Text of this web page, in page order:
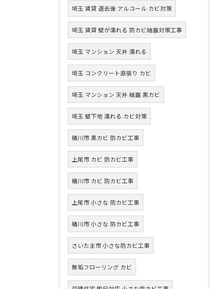
埼玉 賃貸 退去後 アルコール カビ対策
埼玉 賃貸 壁が濡れる 防カビ結露対策工事
埼玉 マンション 天井 濡れる
埼玉 コンクリート直張り カビ
埼玉 マンション 天井 結露 黒カビ
埼玉 壁下地 濡れる カビ対策
桶川市 黒カビ 防カビ工事
上尾市 カビ 防カビ工事
桶川市 カビ 防カビ工事
上尾市 小さな 防カビ工事
桶川市 小さな 防カビ工事
さいたま市 小さな防カビ工事
無垢フローリング カビ